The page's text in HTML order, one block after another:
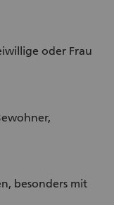
oder Frau
besonders mit